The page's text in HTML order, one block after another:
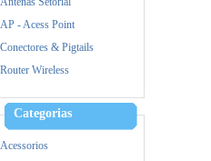
Nokia
Raspberry
Samsung
AP - Acess Point
Conectores & Pigtails
Router Wireless
Categorias
Acessorios